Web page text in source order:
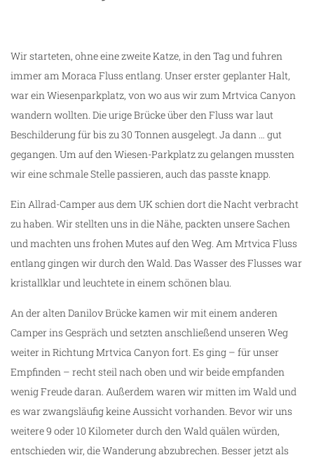
Wir starteten, ohne eine zweite Katze, in den Tag und fuhren
immer am Moraca Fluss entlang. Unser erster geplanter Halt,
war ein Wiesenparkplatz, von wo aus wir zum Mrtvica Canyon
wandern wollten. Die urige Brücke über den Fluss war laut
Beschilderung für bis zu 30 Tonnen ausgelegt. Ja dann … gut
gegangen. Um auf den Wiesen-Parkplatz zu gelangen mussten
wir eine schmale Stelle passieren, auch das passte knapp.
Ein Allrad-Camper aus dem UK schien dort die Nacht verbracht
zu haben. Wir stellten uns in die Nähe, packten unsere Sachen
und machten uns frohen Mutes auf den Weg. Am Mrtvica Fluss
entlang gingen wir durch den Wald. Das Wasser des Flusses war
kristallklar und leuchtete in einem schönen blau.
An der alten Danilov Brücke kamen wir mit einem anderen
Camper ins Gespräch und setzten anschließend unseren Weg
weiter in Richtung Mrtvica Canyon fort. Es ging – für unser
Empfinden – recht steil nach oben und wir beide empfanden
wenig Freude daran. Außerdem waren wir mitten im Wald und
es war zwangsläufig keine Aussicht vorhanden. Bevor wir uns
weitere 9 oder 10 Kilometer durch den Wald quälen würden,
entschieden wir, die Wanderung abzubrechen. Besser jetzt als